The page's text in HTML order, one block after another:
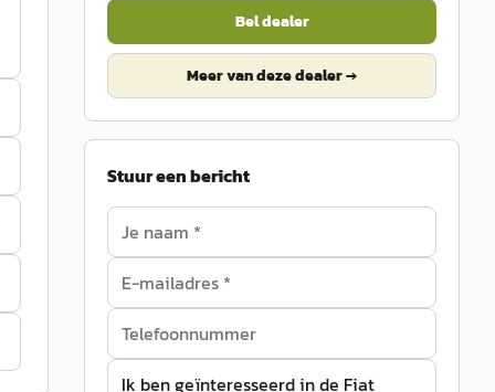
Bel dealer
Meer van deze dealer →
Stuur een bericht